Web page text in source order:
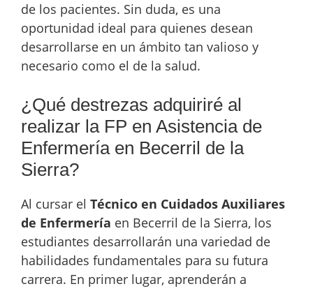
de los pacientes. Sin duda, es una
oportunidad ideal para quienes desean
desarrollarse en un ámbito tan valioso y
necesario como el de la salud.
¿Qué destrezas adquiriré al
realizar la FP en Asistencia de
Enfermería en Becerril de la
Sierra?
Al cursar el Técnico en Cuidados Auxiliares
de Enfermería en Becerril de la Sierra, los
estudiantes desarrollarán una variedad de
habilidades fundamentales para su futura
carrera. En primer lugar, aprenderán a